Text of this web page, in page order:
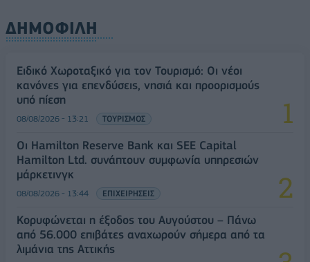
ΔΗΜΟΦΙΛΗ
Ειδικό Χωροταξικό για τον Τουρισμό: Οι νέοι
κανόνες για επενδύσεις, νησιά και προορισμούς
υπό πίεση
08/08/2026 - 13:21 ΤΟΥΡΙΣΜΟΣ
Οι Hamilton Reserve Bank και SEE Capital
Hamilton Ltd. συνάπτουν συμφωνία υπηρεσιών
μάρκετινγκ
08/08/2026 - 13:44 ΕΠΙΧΕΙΡΗΣΕΙΣ
Κορυφώνεται η έξοδος του Αυγούστου – Πάνω
από 56.000 επιβάτες αναχωρούν σήμερα από τα
λιμάνια της Αττικής